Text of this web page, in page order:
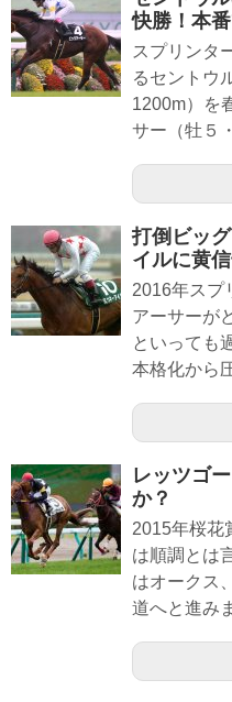
快勝！本
スプリンタ
るセントウ
1200m）を
サー（牡５
打倒ビッ
イルに黄
2016年スプ
アーサーが
といっても
本格化から
レッツゴ
か？
2015年桜花
は順調とは
はオークス
道へと進み